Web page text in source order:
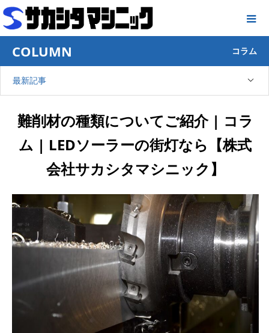
COLUMN コラム
最新記事
難削材の種類についてご紹介 | コラ
ム | LEDソーラーの街灯なら【株式
会社サカシタマシニック】